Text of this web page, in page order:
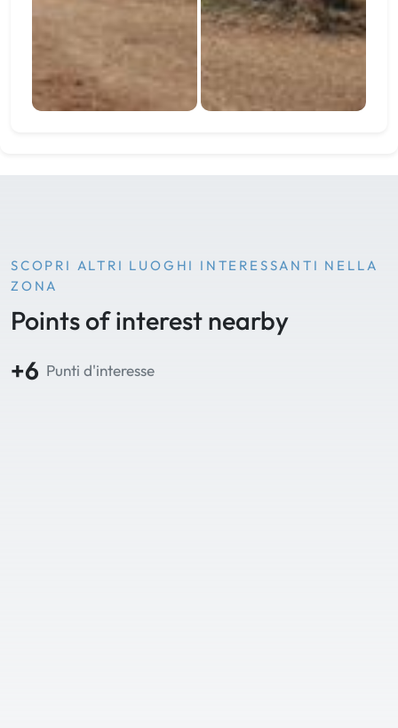
SCOPRI ALTRI LUOGHI INTERESSANTI NELLA
ZONA
Points of interest nearby
+6 Punti d'interesse